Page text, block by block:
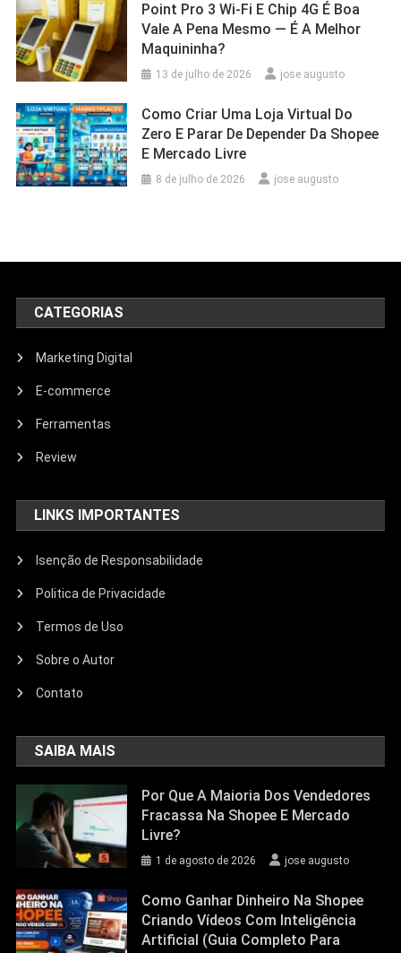
Point Pro 3 Wi‑Fi E Chip 4G É Boa
Vale A Pena Mesmo — É A Melhor
Maquininha?
13 de julho de 2026 jose augusto
Como Criar Uma Loja Virtual Do
Zero E Parar De Depender Da Shopee
E Mercado Livre
8 de julho de 2026 jose augusto
CATEGORIAS
Marketing Digital
E-commerce
Ferramentas
Review
LINKS IMPORTANTES
Isenção de Responsabilidade
Politica de Privacidade
Termos de Uso
Sobre o Autor
Contato
SAIBA MAIS
Por Que A Maioria Dos Vendedores
Fracassa Na Shopee E Mercado
Livre?
1 de agosto de 2026 jose augusto
Como Ganhar Dinheiro Na Shopee
Criando Vídeos Com Inteligência
Artificial (Guia Completo Para